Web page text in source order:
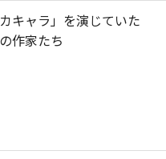
キャラ」を演じていた
作家たち